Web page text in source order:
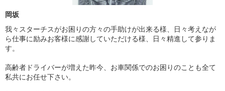
岡坂
我々スターチスがお困りの方々の手助けが出来る様、日々考えなが
ら仕事に励みお客様に感謝していただける様、日々精進して参りま
す。
高齢者ドライバーが増えた昨今、お車関係でのお困りのことも全て
私共にお任せ下さい。